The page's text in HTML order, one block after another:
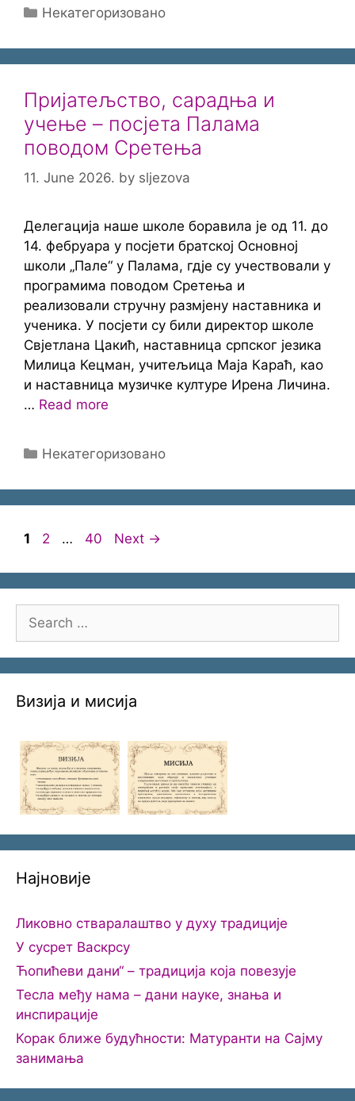
Categories
Некатегоризовано
Пријатељство, сарадња и
учење – посјета Палама
поводом Сретења
11. June 2026. by sljezova
Делегација наше школе боравила је од 11. до
14. фебруара у посјети братској Основној
школи „Пале“ у Палама, гдје су учествовали у
програмима поводом Сретења и
реализовали стручну размјену наставника и
ученика. У посјети су били директор школе
Свјетлана Цакић, наставница српског језика
Милица Кецман, учитељица Маја Караћ, као
и наставница музичке културе Ирена Личина.
… Read more
Categories
Некатегоризовано
Page
1 Page
2 … Page
40 Next →
Search
for:
Визија и мисија
Најновије
Ликовно стваралаштво у духу традиције
У сусрет Васкрсу
Ћопићеви дани“ – традиција која повезује
Тесла међу нама – дани науке, знања и
инспирације
Корак ближе будућности: Матуранти на Сајму
занимања